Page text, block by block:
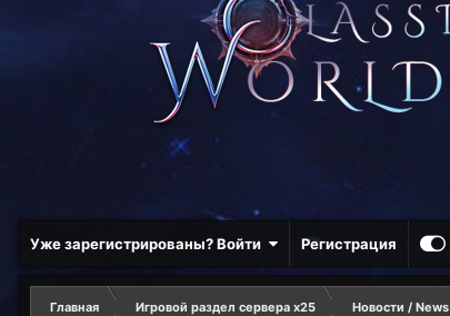
Уже зарегистрированы? Войти Регистрация
Главная Игровой раздел сервера х25 Новости / News